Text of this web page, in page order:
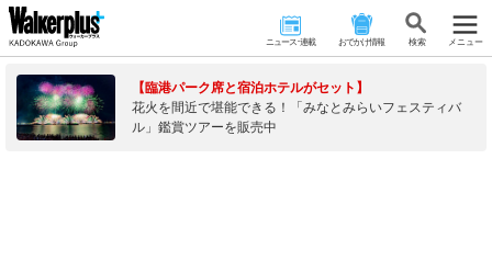
ニュース･連載 おでかけ情報 検 索 メニュー
【臨港パーク席と宿泊ホテルがセット】
花火を間近で堪能できる！「みなとみらいフェスティバ
ル」鑑賞ツアーを販売中